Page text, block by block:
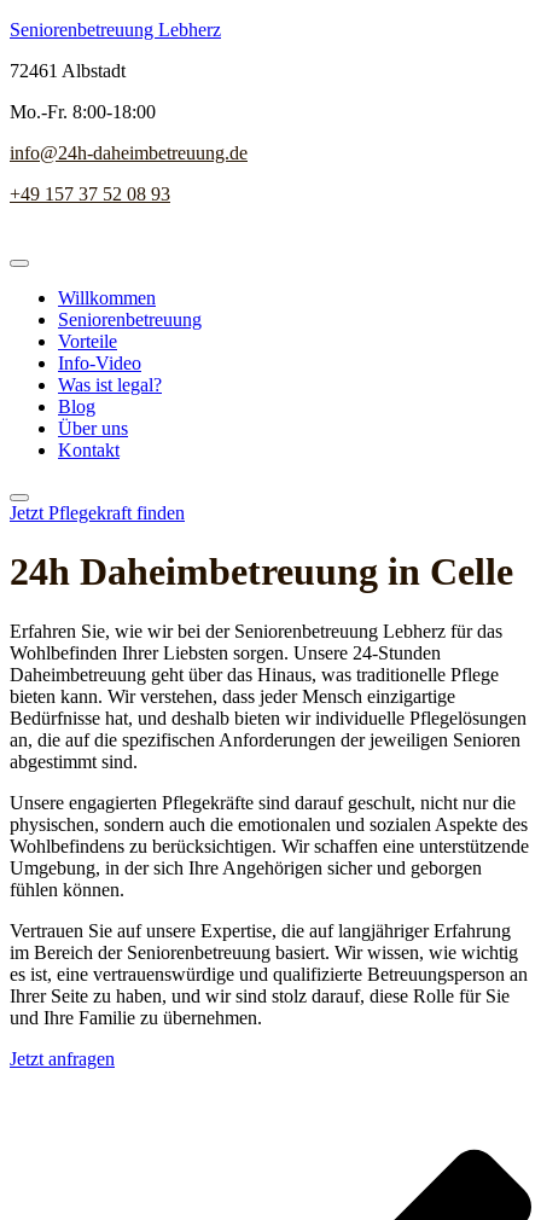
Seniorenbetreuung Lebherz
72461 Albstadt
Mo.-Fr. 8:00-18:00
info@24h-daheimbetreuung.de
+49 157 37 52 08 93
Willkommen
Seniorenbetreuung
Vorteile
Info-Video
Was ist legal?
Blog
Über uns
Kontakt
Jetzt Pflegekraft finden
24h Daheim­betreuung in Celle
Erfahren Sie, wie wir bei der Seniorenbetreuung Lebherz für das
Wohlbefinden Ihrer Liebsten sorgen. Unsere 24-Stunden
Daheimbetreuung geht über das Hinaus, was traditionelle Pflege
bieten kann. Wir verstehen, dass jeder Mensch einzigartige
Bedürfnisse hat, und deshalb bieten wir individuelle Pflegelösungen
an, die auf die spezifischen Anforderungen der jeweiligen Senioren
abgestimmt sind.
Unsere engagierten Pflegekräfte sind darauf geschult, nicht nur die
physischen, sondern auch die emotionalen und sozialen Aspekte des
Wohlbefindens zu berücksichtigen. Wir schaffen eine unterstützende
Umgebung, in der sich Ihre Angehörigen sicher und geborgen
fühlen können.
Vertrauen Sie auf unsere Expertise, die auf langjähriger Erfahrung
im Bereich der Seniorenbetreuung basiert. Wir wissen, wie wichtig
es ist, eine vertrauenswürdige und qualifizierte Betreuungsperson an
Ihrer Seite zu haben, und wir sind stolz darauf, diese Rolle für Sie
und Ihre Familie zu übernehmen.
Jetzt anfragen